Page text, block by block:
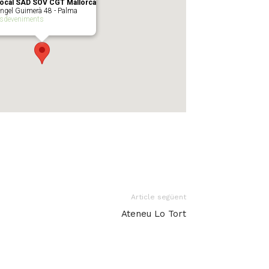
SAD SOV CGT Mallorca
Guimerà 48 - Palma
Article següent
Ateneu Lo Tort